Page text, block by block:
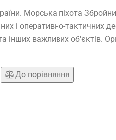
Морська піхота
і оперативно-тактичних
інших важливих об'єктів.
До порівняння